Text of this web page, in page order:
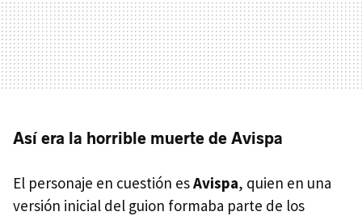
Así era la horrible muerte de Avispa
El personaje en cuestión esAvispa, quien en una
versión inicial del guion formaba parte de los